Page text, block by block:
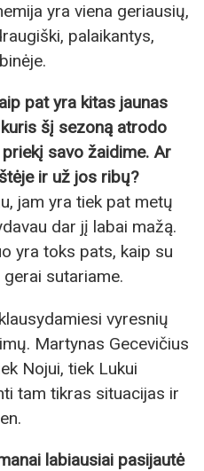
yra viena geriausių,
palaikantys,
pat yra kitas jaunas
šį sezoną atrodo
savo žaidime. Ar
ir už jos ribų?
jam yra tiek pat metų
dar jį labai mažą.
yra toks pats, kaip su
sutariame.
vyresnių
Martynas Gecevičius
Nojui, tiek Lukui
tam tikras situacijas ir
labiausiai pasijautė